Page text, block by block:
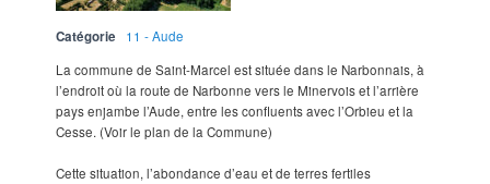
Catégorie
11 - Aude
La commune de Saint-Marcel est située dans le Narbonnais, à
l’endroit où la route de Narbonne vers le Minervois et l’arrière
pays enjambe l’Aude, entre les confluents avec l’Orbieu et la
Cesse. (Voir le plan de la Commune)
Cette situation, l’abondance d’eau et de terres fertiles